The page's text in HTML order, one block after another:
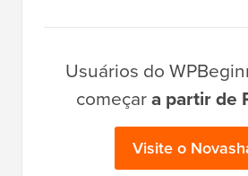
Usuários do
começara partir de
Visite o